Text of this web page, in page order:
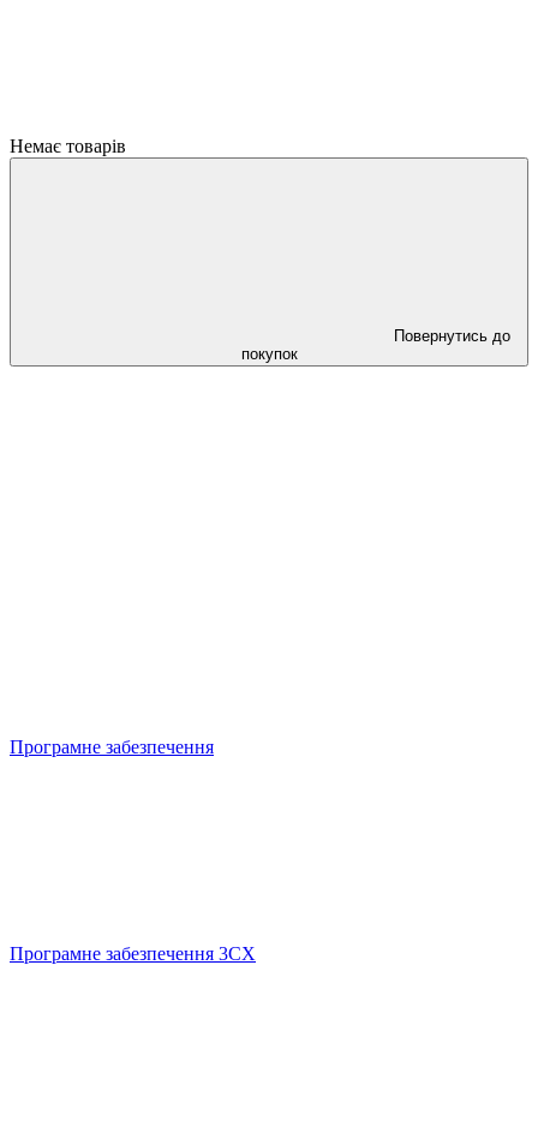
Немає товарів
Повернутись до
покупок
Програмне забезпечення
Програмне забезпечення 3CX